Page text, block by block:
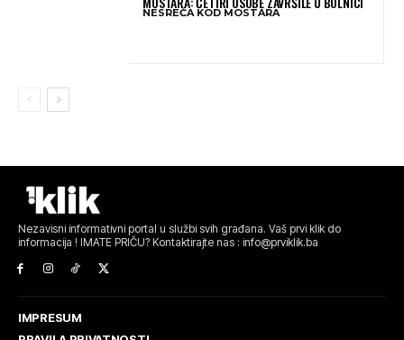
NESREĆA KOD MOSTARA
Nezavisni informativni portal u službi svih građana. Vaš prvi klik do
informacija ! IMATE PRIČU? Kontaktirajte nas : info@prviklik.ba
IMPRESUM